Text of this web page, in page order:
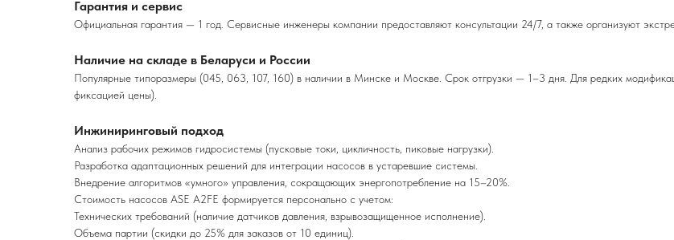
Гарантия и сервис
Официальная гарантия — 1 год. Сервисные инженеры компании предоставляют консультации 24/7, а также организуют
Наличие на складе в Беларуси и России
Популярные типоразмеры (045, 063, 107, 160) в наличии в Минске и Москве. Срок отгрузки — 1–3 дня. Для редких
фиксацией цены).
Инжиниринговый подход
Анализ рабочих режимов гидросистемы (пусковые токи, цикличность, пиковые нагрузки).
Разработка адаптационных решений для интеграции насосов в устаревшие системы.
Внедрение алгоритмов «умного» управления, сокращающих энергопотребление на 15–20%.
Стоимость насосов ASE A2FE формируется персонально с учетом:
Технических требований (наличие датчиков давления, взрывозащищенное исполнение).
Объема партии (скидки до 25% для заказов от 10 единиц).